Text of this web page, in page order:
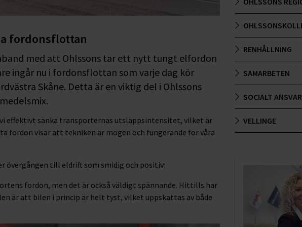
fordonsflottan
med att Ohlssons tar ett nytt tungt elfordon
ingår nu i fordonsflottan som varje dag kör
Skåne. Detta är en viktig del i Ohlssons
effektivt sänka transporternas utsläppsintensitet, vilket är
fordon visar att tekniken är mogen och fungerande för våra
övergången till eldrift som smidig och positiv:
fordon, men det är också väldigt spännande. Hittills har
är att bilen i princip är helt tyst, vilket uppskattas av både
RENHÅLLNING
SAMARBETEN
SOCIALT ANSVAR
VELLINGE